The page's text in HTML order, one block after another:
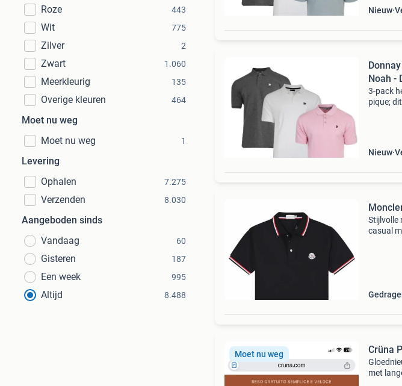
Roze 443
Wit 775
Zilver 2
Zwart 1.060
Meerkleurig 135
Overige kleuren 464
Moet nu weg
Moet nu weg
1
Levering
Ophalen
7.275
Verzenden 8.030
Aangeboden sinds
Vandaag
60
Gisteren 187
Een week 995
Altijd 8.488
Nieuw
Noah -
3-pack
pique;
Nieuw
Stijlvolle
casual
Moet nu weg Crüna
met